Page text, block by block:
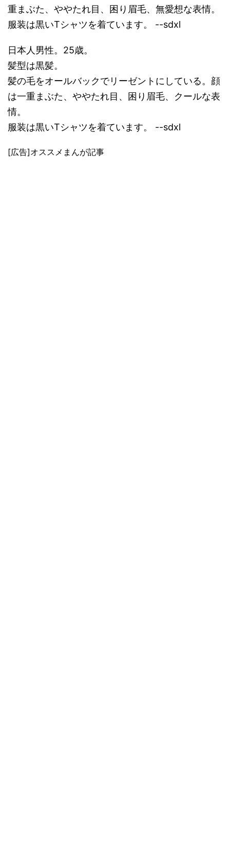
重まぶた、ややたれ目、困り眉毛、無愛想な表情。
服装は黒いTシャツを着ています。 --sdxl
日本人男性。25歳。
髪型は黒髪。
髪の毛をオールバックでリーゼントにしている。顔
は一重まぶた、ややたれ目、困り眉毛、クールな表
情。
服装は黒いTシャツを着ています。 --sdxl
[広告]オススメまんが記事